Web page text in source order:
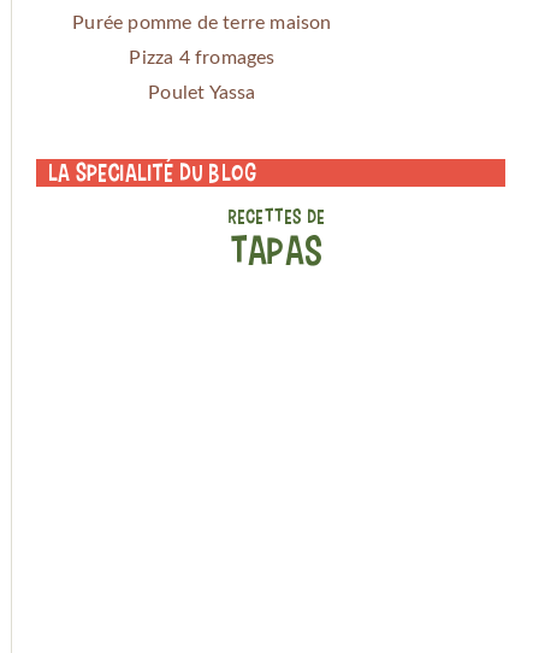
Purée pomme de terre maison
Pizza 4 fromages
Poulet Yassa
La specialité du blog
RECETTES DE
TAPAS